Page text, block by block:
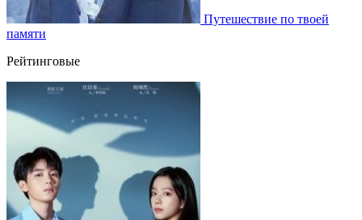
Путешествие по твоей
памяти
Рейтинговые